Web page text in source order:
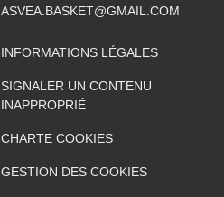
ASVEA.BASKET@GMAIL.COM
INFORMATIONS LÉGALES
SIGNALER UN CONTENU
INAPPROPRIÉ
CHARTE COOKIES
GESTION DES COOKIES